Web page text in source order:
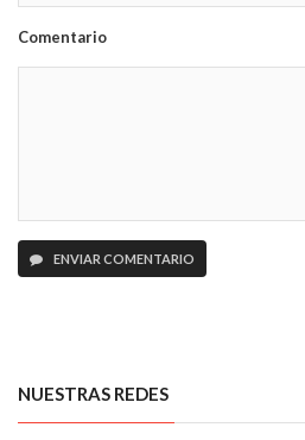
Comentario
ENVIAR COMENTARIO
NUESTRAS REDES